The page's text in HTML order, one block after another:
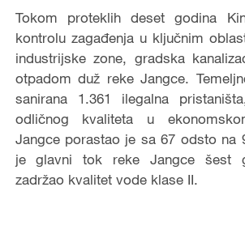
Video
Tokom proteklih deset godina
kontrolu zagađenja u ključnim
industrijske zone, gradska
otpadom duž reke Jangce.
sanirana 1.361 ilegalna
odličnog kvaliteta u
Jangce porastao je sa 67 odsto na
je glavni tok reke Jangce šest
zadržao kvalitet vode klase II.